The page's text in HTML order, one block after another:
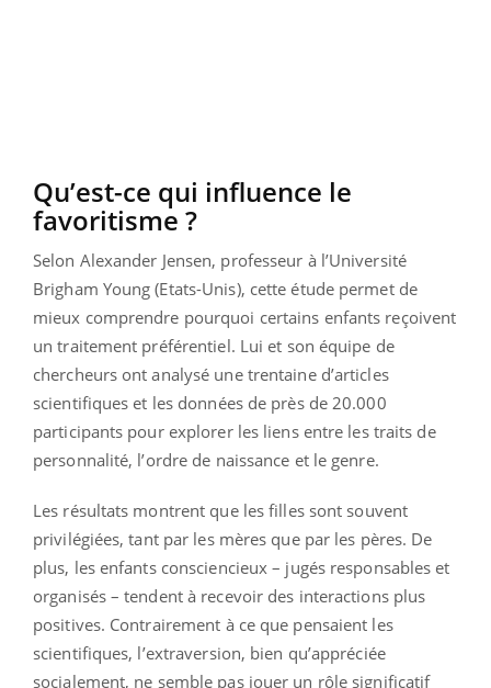
Qu’est-ce qui influence le
favoritisme ?
Selon Alexander Jensen, professeur à l’Université
Brigham Young (Etats-Unis), cette étude permet de
mieux comprendre pourquoi certains enfants reçoivent
un traitement préférentiel. Lui et son équipe de
chercheurs ont analysé une trentaine d’articles
scientifiques et les données de près de 20.000
participants pour explorer les liens entre les traits de
personnalité, l’ordre de naissance et le genre.
Les résultats montrent que les filles sont souvent
privilégiées, tant par les mères que par les pères. De
plus, les enfants consciencieux – jugés responsables et
organisés – tendent à recevoir des interactions plus
positives. Contrairement à ce que pensaient les
scientifiques, l’extraversion, bien qu’appréciée
socialement, ne semble pas jouer un rôle significatif